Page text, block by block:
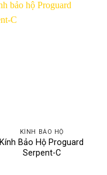
KÍNH BẢO HỘ
Kính Bảo Hộ Proguard
Serpent-C